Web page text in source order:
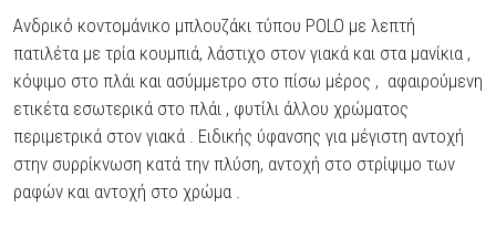
Ανδρικό κοντομάνικο μπλουζάκι τύπου POLO με λεπτή
πατιλέτα με τρία κουμπιά, λάστιχο στον γιακά και στα μανίκια ,
κόψιμο στο πλάι και ασύμμετρο στο πίσω μέρος , αφαιρούμενη
ετικέτα εσωτερικά στο πλάι , φυτίλι άλλου χρώματος
περιμετρικά στον γιακά . Ειδικής ύφανσης για μέγιστη αντοχή
στην συρρίκνωση κατά την πλύση, αντοχή στο στρίψιμο των
ραφών και αντοχή στο χρώμα .